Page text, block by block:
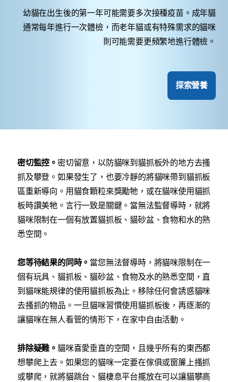
幼貓在出生後的第一年可能需要多次接種疫苗。成年貓
通常每年進行一次體檢，而老年貓或有特殊需求的貓咪
則可能需要更頻繁地進行體檢。
探索營養
密切監控。 密切留意，以防貓咪到貓抓板外的地方去搔
抓及攀登。如果發生了，也要冷靜的將貓咪帶到貓抓板
區重新導向。用貓食顆粒來獎勵牠，或在貓咪使用貓抓
板時讚美牠。言行一致是關鍵。當無法監督導時，就將
貓咪限制在一個有放置貓抓板、貓砂盆、食物和水的熟
悉空間。
您等待結果的同時。 當您無法督導時，將貓咪限制在一
個有玩具、貓抓板、貓砂盆、食物及水的熟悉空間，直
到貓咪能規律的使用貓抓板為止。移除任何會誘惑貓咪
去搔抓的物品。一旦貓咪習慣使用貓抓板後，再逐漸的
讓貓咪在無人看管的情形下，在家中自由活動。
排除疑難。 貓咪喜愛垂直的空間，且幾乎所有的東西都
想攀爬上去。如果您的貓咪一定要在傢俱或窗簾上搔抓
或攀爬，就將貓跳台、貓棲息平台擺放在可以讓貓攀高